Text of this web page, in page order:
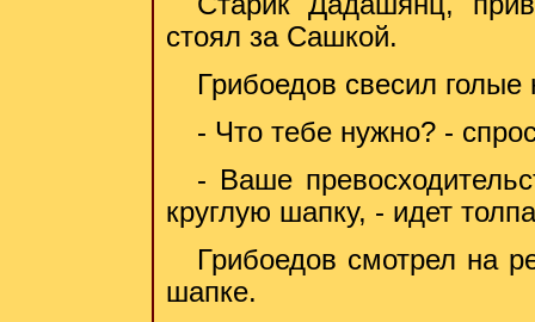
стоял за Сашкой.
Грибоедов свесил
- Что тебе нужно? -
- Ваше
круглую шапку, - идет
Грибоедов смотрел на
шапке.